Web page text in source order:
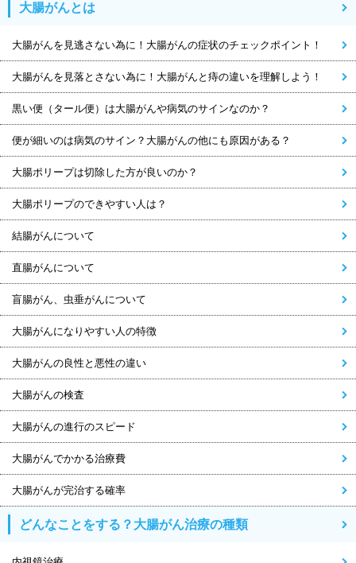
大腸がんとは
大腸がんを見逃さない為に！大腸がんの症状のチェックポイント！
大腸がんを見落とさない為に！大腸がんと痔の違いを理解しよう！
黒い便（タール便）は大腸がんや病気のサインなのか？
便が細いのは病気のサイン？大腸がんの他にも原因がある？
大腸ポリープは切除した方が良いのか？
大腸ポリープのできやすい人は？
結腸がんについて
直腸がんについて
盲腸がん、虫垂がんについて
大腸がんになりやすい人の特徴
大腸がんの良性と悪性の違い
大腸がんの検査
大腸がんの進行のスピード
大腸がんでかかる治療費
大腸がんが完治する確率
どんなことをする？大腸がん治療の種類